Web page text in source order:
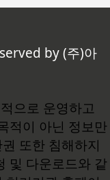
by (주)아
으로 운영하고
적이 아닌 정보만
또한 침해하지
및 다운로드와 같